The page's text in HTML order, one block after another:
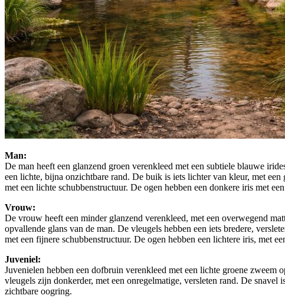
Man:
De man heeft een glanzend groen verenkleed met een subtiele blauwe
een lichte, bijna onzichtbare rand. De buik is iets lichter van kleur, met
met een lichte schubbenstructuur. De ogen hebben een donkere iris met
Vrouw:
De vrouw heeft een minder glanzend verenkleed, met een overwegend
opvallende glans van de man. De vleugels hebben een iets bredere,
met een fijnere schubbenstructuur. De ogen hebben een lichtere iris, met
Juveniel:
Juvenielen hebben een dofbruin verenkleed met een lichte groene
vleugels zijn donkerder, met een onregelmatige, versleten rand. De
zichtbare oogring.